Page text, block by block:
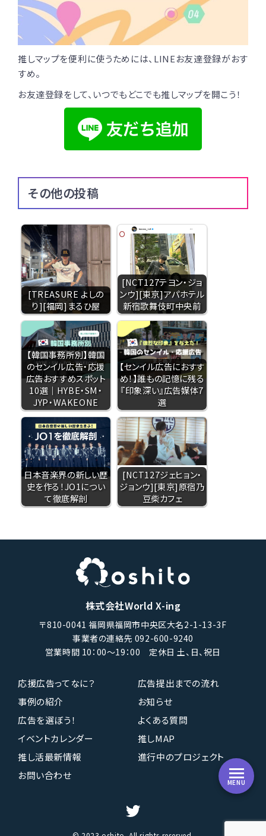
推しマップを便利に使うためには、LINEお友達登録がおす
すめ。
お友達登録をして、いつでもどこでも推しマップを開こう！
その他の投稿
[TREASURE よしの
り][福岡]まるひ屋
[NCT127テヨン・ジョ
ンウ][東京]アパホテル
新宿歌舞伎町中央前
【韓国事務所別】韓国
のセンイル広告・応援
広告おすすめスポット
10選｜HYBE・SM・
JYP・WAKEONE
【センイル広告におすす
め！】誰もの記憶に残る
『印象深い』広告媒体7
選
日本音楽界の新しい歴
史を作る！JO1につい
て徹底解剖
[NCT127ジェヒョン・
ジョンウ][東京]原宿乃
豆柴カフェ
株式会社World X-ing
〒810-0041 福岡県福岡市中央区大名2-1-13-3F
事業者の連絡先 092-600-9240
営業時間 10：00〜19：00 定休日 土、日、祝日
MENU
応援広告ってなに？
広告提出までの流れ
事例の紹介
お知らせ
広告を選ぼう！
よくある質問
イベントカレンダー
推しMAP
推し活最新情報
進行中のプロジェクト
お問い合わせ